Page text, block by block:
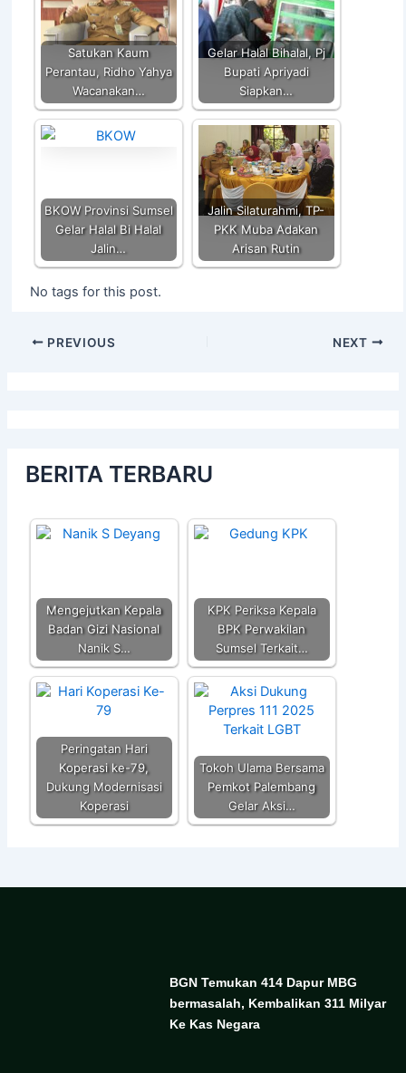
p o
k
k
Satukan Kaum
Perantau, Ridho Yahya
Wacanakan…
Gelar Halal Bihalal, Pj
Bupati Apriyadi
Siapkan…
BKOW Provinsi Sumsel
Gelar Halal Bi Halal
Jalin…
Jalin Silaturahmi, TP-
PKK Muba Adakan
Arisan Rutin
No tags for this post.
PREVIOUS NEXT
BERITA TERBARU
Mengejutkan Kepala
Badan Gizi Nasional
Nanik S…
KPK Periksa Kepala
BPK Perwakilan
Sumsel Terkait…
Peringatan Hari
Koperasi ke-79,
Dukung Modernisasi
Koperasi
Tokoh Ulama Bersama
Pemkot Palembang
Gelar Aksi…
BGN Temukan 414 Dapur MBG
bermasalah, Kembalikan 311 Milyar
Ke Kas Negara